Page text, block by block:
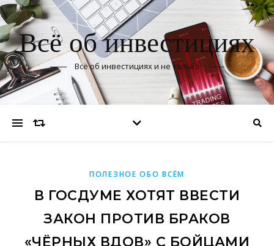
Всё об инвестициях
Всё об инвестициях и не только
ПОЛЕЗНОЕ ОБО ВСЁМ
В ГОСДУМЕ ХОТЯТ ВВЕСТИ
ЗАКОН ПРОТИВ БРАКОВ
«ЧЁРНЫХ ВДОВ» С БОЙЦАМИ